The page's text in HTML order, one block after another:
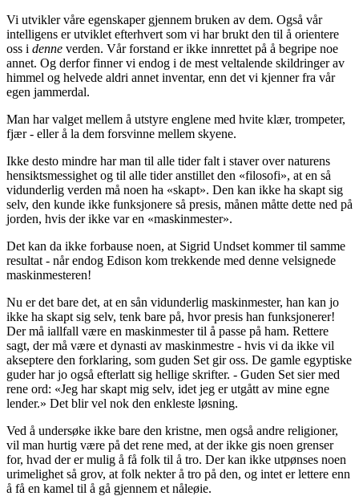
Vi utvikler våre egenskaper gjennem bruken av dem. Også vår
intelligens er utviklet efterhvert som vi har brukt den til å orientere
oss i denne verden. Vår forstand er ikke innrettet på å begripe noe
annet. Og derfor finner vi endog i de mest veltalende skildringer av
himmel og helvede aldri annet inventar, enn det vi kjenner fra vår
egen jammerdal.
Man har valget mellem å utstyre englene med hvite klær, trompeter,
fjær - eller å la dem forsvinne mellem skyene.
Ikke desto mindre har man til alle tider falt i staver over naturens
hensiktsmessighet og til alle tider anstillet den «filosofi», at en så
vidunderlig verden må noen ha «skapt». Den kan ikke ha skapt sig
selv, den kunde ikke funksjonere så presis, månen måtte dette ned på
jorden, hvis der ikke var en «maskinmester».
Det kan da ikke forbause noen, at Sigrid Undset kommer til samme
resultat - når endog Edison kom trekkende med denne velsignede
maskinmesteren!
Nu er det bare det, at en sån vidunderlig maskinmester, han kan jo
ikke ha skapt sig selv, tenk bare på, hvor presis han funksjonerer!
Der må iallfall være en maskinmester til å passe på ham. Rettere
sagt, der må være et dynasti av maskinmestre - hvis vi da ikke vil
akseptere den forklaring, som guden Set gir oss. De gamle egyptiske
guder har jo også efterlatt sig hellige skrifter. - Guden Set sier med
rene ord: «Jeg har skapt mig selv, idet jeg er utgått av mine egne
lender.» Det blir vel nok den enkleste løsning.
Ved å undersøke ikke bare den kristne, men også andre religioner,
vil man hurtig være på det rene med, at der ikke gis noen grenser
for, hvad der er mulig å få folk til å tro. Der kan ikke utpønses noen
urimelighet så grov, at folk nekter å tro på den, og intet er lettere enn
å få en kamel til å gå gjennem et nåleøie.